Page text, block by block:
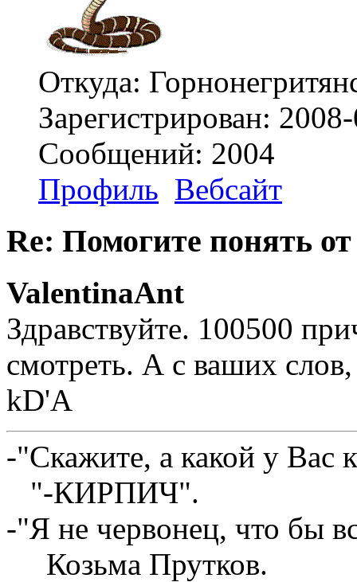
Откуда:
Зарегистрирован:
Сообщений: 2004
Профиль Вебсайт
Re: Помогите понять
ValentinaAnt
Здравствуйте. 100500
смотреть. А с ваших
kD'A
-"Скажите, а какой у Вас
"-КИРПИЧ".
-"Я не червонец, что бы
Козьма Прутков.